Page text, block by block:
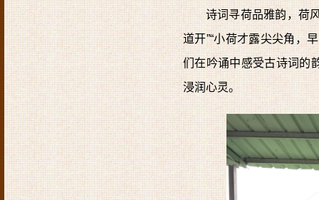
诗词寻荷品雅韵，荷
道开”“小荷才露尖尖角，
们在吟诵中感受古诗词的
浸润心灵。